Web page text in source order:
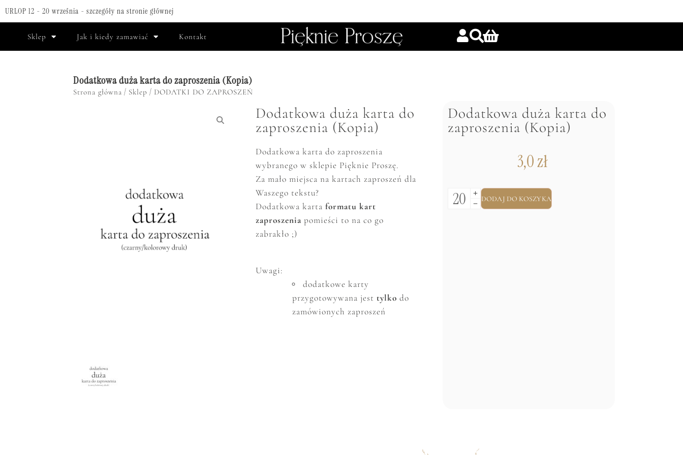
URLOP 12 - 20 września - szczegóły na stronie głównej
Sklep Jak i kiedy zamawiać Kontakt
Dodatkowa duża karta do zaproszenia (Kopia)
Strona główna / Sklep / DODATKI DO ZAPROSZEŃ
Dodatkowa duża karta do
zaproszenia (Kopia)
Dodatkowa karta do zaproszenia
wybranego w sklepie Pięknie Proszę.
Za mało miejsca na kartach zaproszeń dla
Waszego tekstu?
Dodatkowa karta formatu kart
zaproszenia pomieści to na co go
zabrakło ;)
Uwagi:
dodatkowe karty
przygotowywana jest tylko do
zamówionych zaproszeń
Dodatkowa duża karta do
zaproszenia (Kopia)
3,0zł
DODAJ DO KOSZYKA